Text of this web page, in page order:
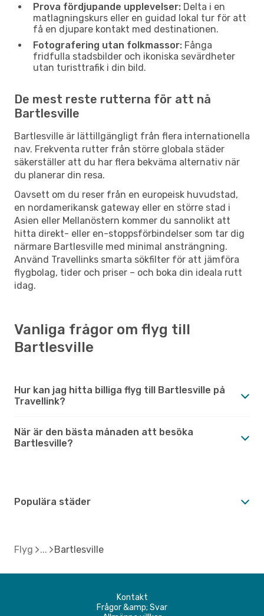
Prova fördjupande upplevelser: Delta i en
matlagningskurs eller en guidad lokal tur för att
få en djupare kontakt med destinationen.
Fotografering utan folkmassor: Fånga
fridfulla stadsbilder och ikoniska sevärdheter
utan turisttrafik i din bild.
De mest reste rutterna för att nå
Bartlesville
Bartlesville är lättillgängligt från flera internationella
nav. Frekventa rutter från större globala städer
säkerställer att du har flera bekväma alternativ när
du planerar din resa.
Oavsett om du reser från en europeisk huvudstad,
en nordamerikansk gateway eller en större stad i
Asien eller Mellanöstern kommer du sannolikt att
hitta direkt- eller en-stoppsförbindelser som tar dig
närmare Bartlesville med minimal ansträngning.
Använd Travellinks smarta sökfilter för att jämföra
flygbolag, tider och priser – och boka din ideala rutt
idag.
Vanliga frågor om flyg till
Bartlesville
Hur kan jag hitta billiga flyg till Bartlesville på
Travellink?
När är den bästa månaden att besöka
Bartlesville?
Populära städer
Flyg Bartlesville
Kontakt
Frågor &amp; Svar